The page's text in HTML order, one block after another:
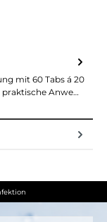
mit 60 Tabs á 20
Anwe…